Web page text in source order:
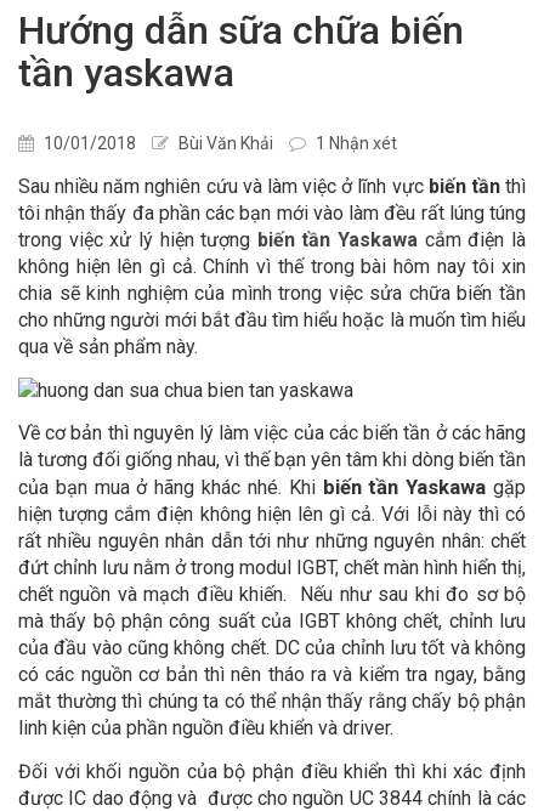
Hướng dẫn sữa chữa biến
tần yaskawa
10/01/2018 Bùi Văn Khải 1 Nhận xét
Sau nhiều năm nghiên cứu và làm việc ở lĩnh vực biến tầnthì
tôi nhận thấy đa phần các bạn mới vào làm đều rất lúng túng
trong việc xử lý hiện tượng biến tần Yaskawa cắm điện là
không hiện lên gì cả. Chính vì thế trong bài hôm nay tôi xin
chia sẽ kinh nghiệm của mình trong việc sửa chữa biến tần
cho những người mới bắt đầu tìm hiểu hoặc là muốn tìm hiểu
qua về sản phẩm này.
Về cơ bản thì nguyên lý làm việc của các biến tần ở các hãng
là tương đối giống nhau, vì thế bạn yên tâm khi dòng biến tần
của bạn mua ở hãng khác nhé. Khi biến tần Yaskawa gặp
hiện tượng cắm điện không hiện lên gì cả. Với lỗi này thì có
rất nhiều nguyên nhân dẫn tới như những nguyên nhân: chết
đứt chỉnh lưu nằm ở trong modul IGBT, chết màn hình hiển thị,
chết nguồn và mạch điều khiến. Nếu như sau khi đo sơ bộ
mà thấy bộ phận công suất của IGBT không chết, chỉnh lưu
của đầu vào cũng không chết. DC của chỉnh lưu tốt và không
có các nguồn cơ bản thì nên tháo ra và kiểm tra ngay, bằng
mắt thường thì chúng ta có thể nhận thấy rằng chấy bộ phận
linh kiện của phần nguồn điều khiển và driver.
Đối với khối nguồn của bộ phận điều khiển thì khi xác định
được IC dao động và được cho nguồn UC 3844 chính là các